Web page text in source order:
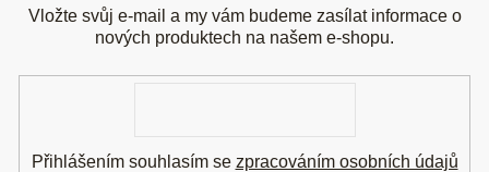
Vložte svůj e-mail a my vám budeme zasílat informace o
nových produktech na našem e-shopu.
Přihlášením souhlasím se zpracováním osobních údajů